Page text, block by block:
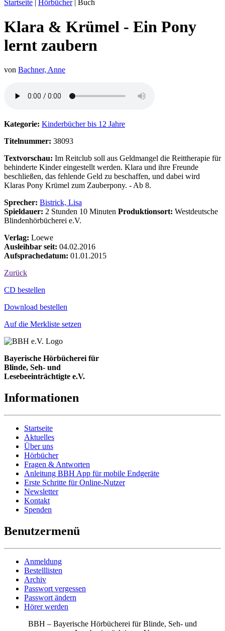
Startseite | Hörbücher| Buch
Klara & Krümel - Ein Pony
lernt zaubern
von Bachner, Anne
Kategorie: Kinderbücher bis 12 Jahre
Titelnummer: 38093
Textvorschau: Im Reitclub soll aus Geldmangel die Reittherapie für
behinderte Kinder eingestellt werden. Klara und ihre Freunde
beschließen, das fehlende Geld zu beschaffen, und dabei wird
Klaras Pony Krümel zum Zauberpony. - Ab 8.
Sprecher: Bistrick, Lisa
Spieldauer: 2 Stunden 10 Minuten Produktionsort: Westdeutsche
Blindenhörbücherei e.V.
Verlag: Loewe
Ausleihbar seit: 04.02.2016
Aufsprachedatum: 01.01.2015
Zurück
Bestell-Aktionen
CD bestellen
Download bestellen
Auf die Merkliste setzen
Bayerische Hörbücherei für
Blinde, Seh- und
Lesebeeinträchtigte e.V.
Informationen
Startseite
Aktuelles
Über uns
Hörbücher
Fragen & Antworten
Anleitung BBH App für mobile Endgeräte
Erste Schritte für Online-Nutzer
Newsletter
Kontakt
Spenden
Benutzermenü
Anmeldung
Bestelllisten
Archiv
Passwort vergessen
Passwort ändern
Hörer werden
BBH – Bayerische Hörbücherei für Blinde, Seh- und